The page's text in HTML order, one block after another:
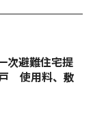
次避難住宅提
使用料、敷